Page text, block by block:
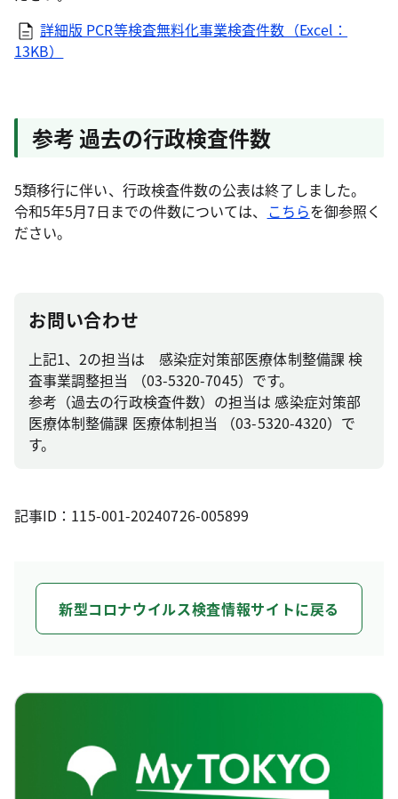
詳細版 PCR等検査無料化事業検査件数（Excel：
13KB）
参考 過去の行政検査件数
5類移行に伴い、行政検査件数の公表は終了しました。
令和5年5月7日までの件数については、 こちらを御参照く
ださい。
お問い合わせ
上記1、2の担当は 感染症対策部医療体制整備課 検
査事業調整担当 （03-5320-7045）です。
参考（過去の行政検査件数）の担当は 感染症対策部
医療体制整備課 医療体制担当 （03-5320-4320）で
す。
記事ID：115-001-20240726-005899
新型コロナウイルス検査情報サイトに戻る